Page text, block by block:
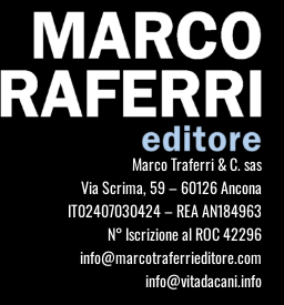
Marco Traferri & C. sas
Via Scrima, 59 – 60126 Ancona
IT02407030424 – REA AN184963
N° Iscrizione al ROC 42296
info@marcotraferrieditore.com
info@vitadacani.info